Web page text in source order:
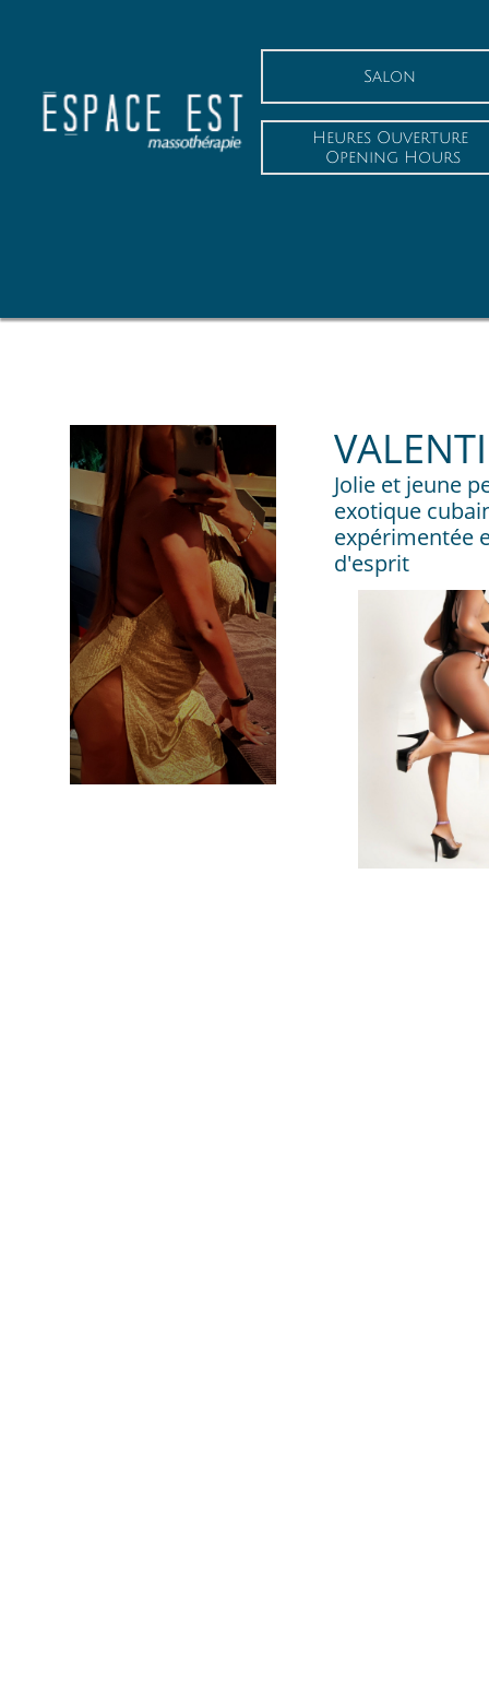
Salon
Heures Ouverture
Opening Hours
Jolie et jeune
exotique
expérimentée
d'esprit